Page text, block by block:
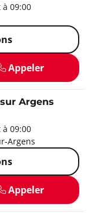
09:00
Appeler
Argens
09:00
Argens
Appeler